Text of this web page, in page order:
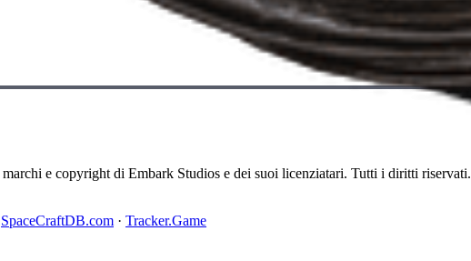
e copyright di Embark Studios e dei suoi licenziatari. Tutti i diritti riservati.
SpaceCraftDB.com · Tracker.Game